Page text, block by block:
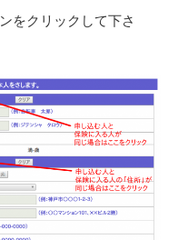
をクリックして下さ